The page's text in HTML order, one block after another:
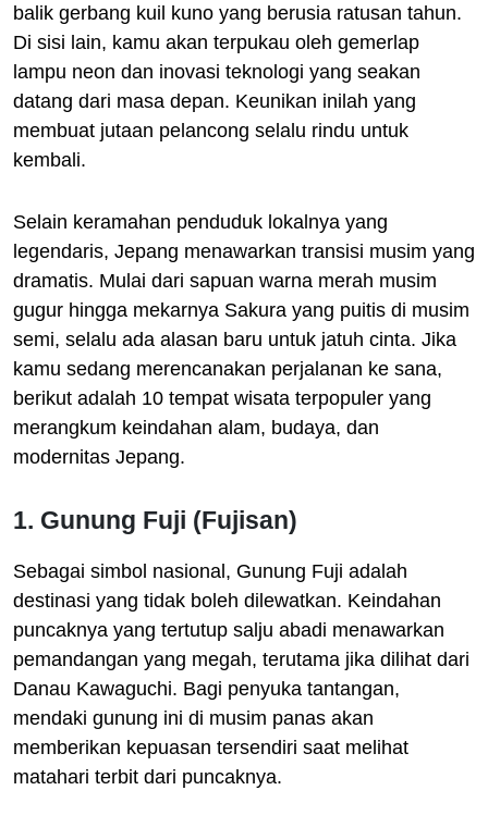
balik gerbang kuil kuno yang berusia ratusan tahun.
Di sisi lain, kamu akan terpukau oleh gemerlap
lampu neon dan inovasi teknologi yang seakan
datang dari masa depan. Keunikan inilah yang
membuat jutaan pelancong selalu rindu untuk
kembali.
Selain keramahan penduduk lokalnya yang
legendaris, Jepang menawarkan transisi musim yang
dramatis. Mulai dari sapuan warna merah musim
gugur hingga mekarnya Sakura yang puitis di musim
semi, selalu ada alasan baru untuk jatuh cinta. Jika
kamu sedang merencanakan perjalanan ke sana,
berikut adalah 10 tempat wisata terpopuler yang
merangkum keindahan alam, budaya, dan
modernitas Jepang.
1. Gunung Fuji (Fujisan)
Sebagai simbol nasional, Gunung Fuji adalah
destinasi yang tidak boleh dilewatkan. Keindahan
puncaknya yang tertutup salju abadi menawarkan
pemandangan yang megah, terutama jika dilihat dari
Danau Kawaguchi. Bagi penyuka tantangan,
mendaki gunung ini di musim panas akan
memberikan kepuasan tersendiri saat melihat
matahari terbit dari puncaknya.